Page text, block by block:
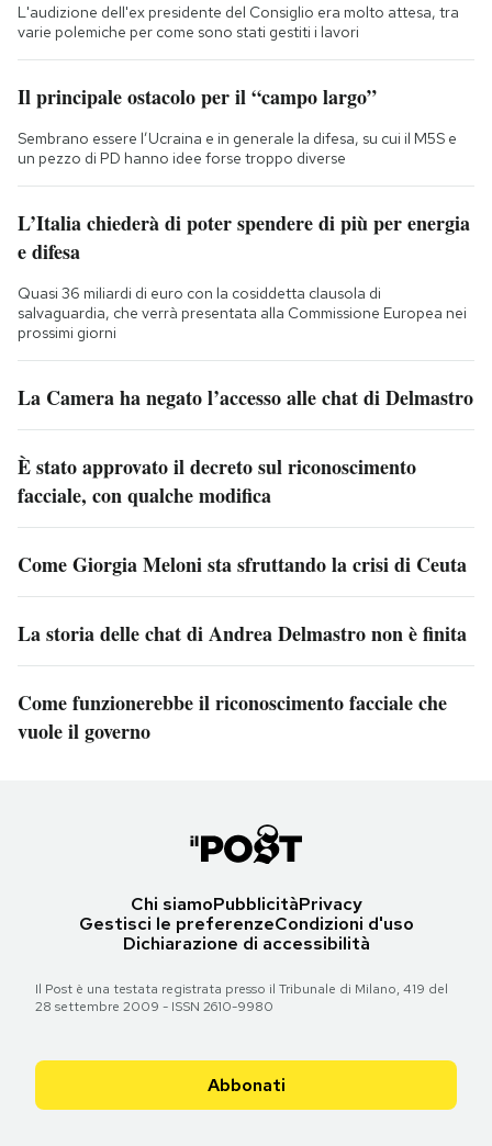
L'audizione dell'ex presidente del Consiglio era molto attesa, tra
varie polemiche per come sono stati gestiti i lavori
Il principale ostacolo per il “campo largo”
Sembrano essere l’Ucraina e in generale la difesa, su cui il M5S e
un pezzo di PD hanno idee forse troppo diverse
L’Italia chiederà di poter spendere di più per energia
e difesa
Quasi 36 miliardi di euro con la cosiddetta clausola di
salvaguardia, che verrà presentata alla Commissione Europea nei
prossimi giorni
La Camera ha negato l’accesso alle chat di Delmastro
È stato approvato il decreto sul riconoscimento
facciale, con qualche modifica
Come Giorgia Meloni sta sfruttando la crisi di Ceuta
La storia delle chat di Andrea Delmastro non è finita
Come funzionerebbe il riconoscimento facciale che
vuole il governo
Chi siamoPubblicitàPrivacy
Gestisci le preferenzeCondizioni d'uso
Dichiarazione di accessibilità
Il Post è una testata registrata presso il Tribunale di Milano, 419 del
28 settembre 2009 - ISSN 2610-9980
Abbonati